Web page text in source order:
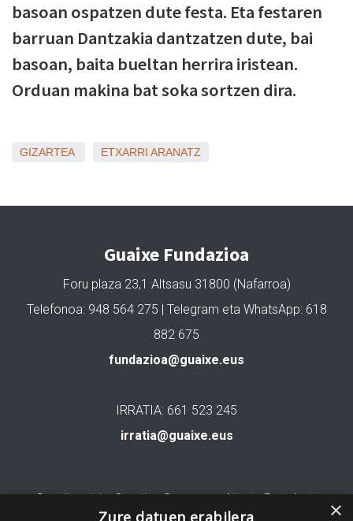
basoan ospatzen dute festa. Eta festaren
barruan Dantzakia dantzatzen dute, bai
basoan, baita bueltan herrira iristean.
Orduan makina bat soka sortzen dira.
GIZARTEA ETXARRI ARANATZ
Guaixe Fundazioa
Foru plaza 23,1 Altsasu 31800 (Nafarroa)
Telefonoa: 948 564 275 | Telegram eta WhatsApp: 618
882 675
fundazioa@guaixe.eus
IRRATIA: 661 523 245
irratia@guaixe.eus
Gure lizentzia: Creative Commons Aitortu Partekatu ×
Zure datuen erabilera